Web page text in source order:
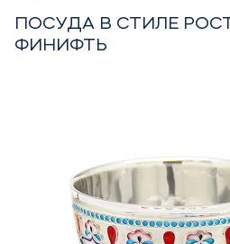
ПОСУДА В СТИЛЕ
ФИНИФТЬ